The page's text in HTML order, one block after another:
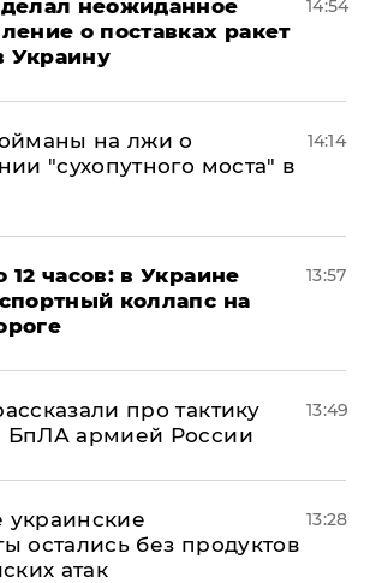
неожиданное
о поставках ракет
Украину
14:54
на лжи о
"сухопутного моста" в
14:14
часов: в Украине
коллапс на
13:57
про тактику
БпЛА армией России
13:49
остались без продуктов
атак
13:28